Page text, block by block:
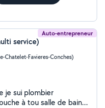
Auto-entrepreneur
service)
Chatelet-Favieres-Conches)
je sui plombier
à tou salle de bain